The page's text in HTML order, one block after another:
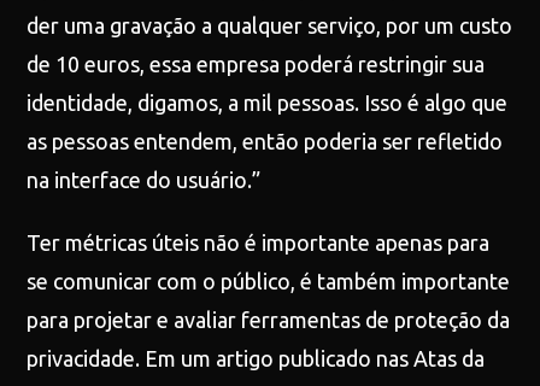
der uma gravação a qualquer serviço, por um custo
de 10 euros, essa empresa poderá restringir sua
identidade, digamos, a mil pessoas. Isso é algo que
as pessoas entendem, então poderia ser refletido
na interface do usuário.”
Ter métricas úteis não é importante apenas para
se comunicar com o público, é também importante
para projetar e avaliar ferramentas de proteção da
privacidade. Em um artigo publicado nas Atas da